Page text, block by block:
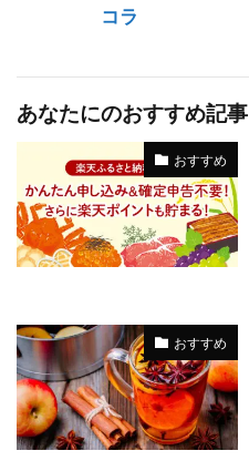
コラ
あなたにのおすすめ記事
おすすめ
おすすめ